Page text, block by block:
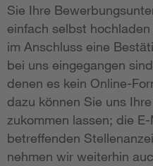
Sie Ihre
einfach selbst
im Anschluss eine
bei uns eingegangen
denen es kein Online-
dazu können Sie uns
zukommen lassen; die
betreffenden
nehmen wir weiterhin